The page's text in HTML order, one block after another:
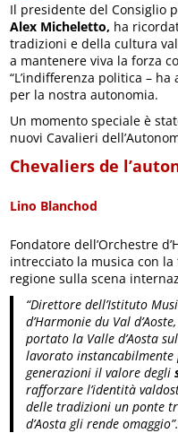
Il presidente del Consiglio
Alex Micheletto, ha
tradizioni e della cultura
a mantenere viva la forza
“L’indifferenza politica –
per la nostra autonomia.
Un momento speciale è
nuovi Cavalieri
Chevaliers de
Lino Blanchod
Fondatore dell’Orchestre
intrecciato la musica con
regione sulla scena
“Direttore dell’Istituto
d’Harmonie du Val
portato la Valle d’Aosta
lavorato
generazioni il valore degli
rafforzare l’identità
delle tradizioni un ponte
d’Aosta gli rende omaggio”.